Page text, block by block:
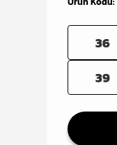
36
39